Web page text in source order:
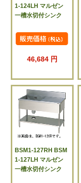
1-124LH マルゼン
一槽水切付シンク
46,684 円
BSM1-127RH BSM
1-127LH マルゼン
一槽水切付シンク